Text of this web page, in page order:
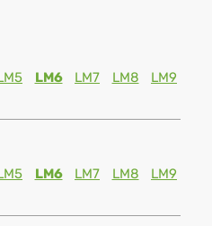
LM6 LM7 LM8
LM9
LM6 LM7 LM8
LM9